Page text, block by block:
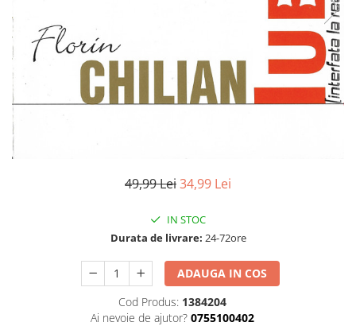
Colecția Electrecord
49,99 Lei34,99 Lei
IN STOC
Durata de livrare: 24-72ore
ADAUGA IN COS
Cod Produs: 1384204
Ai nevoie de ajutor? 0755100402